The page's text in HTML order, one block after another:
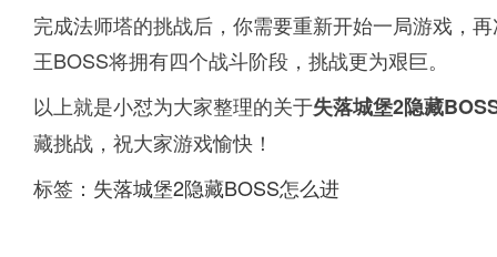
完成法师塔的挑战后，你需要重新开始一局游戏，
王BOSS将拥有四个战斗阶段，挑战更为艰巨。
以上就是小怼为大家整理的关于失落城堡2隐藏
藏挑战，祝大家游戏愉快！
标签： 失落城堡2隐藏BOSS怎么进